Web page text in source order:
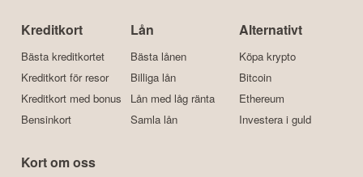
Kreditkort
Bästa kreditkortet
Kreditkort för resor
Kreditkort med bonus
Bensinkort
Lån
Bästa lånen
Billiga lån
Lån med låg ränta
Samla lån
Alternativt
Köpa krypto
Bitcoin
Ethereum
Investera i guld
Kort om oss